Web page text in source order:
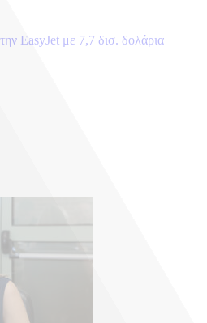
EasyJet με 7,7 δισ. δολάρια